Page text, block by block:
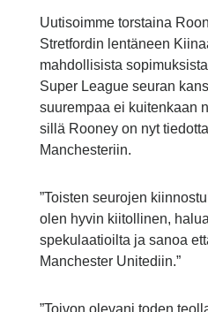
Uutisoimme torstaina
Stretfordin lentäneen
mahdollisista
Super League seuran
suurempaa ei kuitenkaan
sillä Rooney on nyt
Manchesteriin.
”Toisten seurojen
olen hyvin kiitollinen,
spekulaatioilta ja sanoa
Manchester Unitediin.”